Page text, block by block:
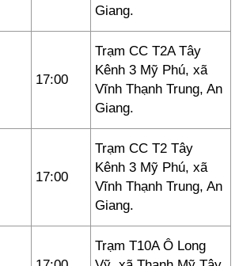
Giang.
17:00
Trạm CC T2A Tây
Kênh 3 Mỹ Phú, xã
Vĩnh Thạnh Trung, An
Giang.
17:00
Trạm CC T2 Tây
Kênh 3 Mỹ Phú, xã
Vĩnh Thạnh Trung, An
Giang.
Trạm T10A Ô Long